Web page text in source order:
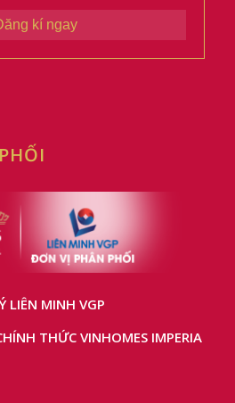
kí ngay
LIÊN MINH VGP
THỨC VINHOMES IMPERIA